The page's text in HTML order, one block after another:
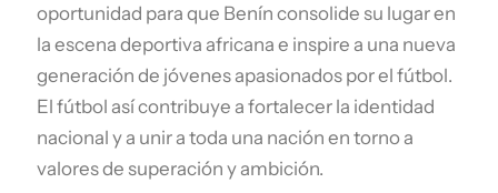
oportunidad para que Benín consolide su lugar en
la escena deportiva africana e inspire a una nueva
generación de jóvenes apasionados por el fútbol.
El fútbol así contribuye a fortalecer la identidad
nacional y a unir a toda una nación en torno a
valores de superación y ambición.